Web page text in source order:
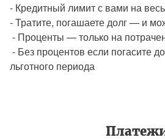
- Кредитный лимит с вами на
- Тратите, погашаете долг — и
- Проценты — только на
- Без процентов если погасите
льготного периода